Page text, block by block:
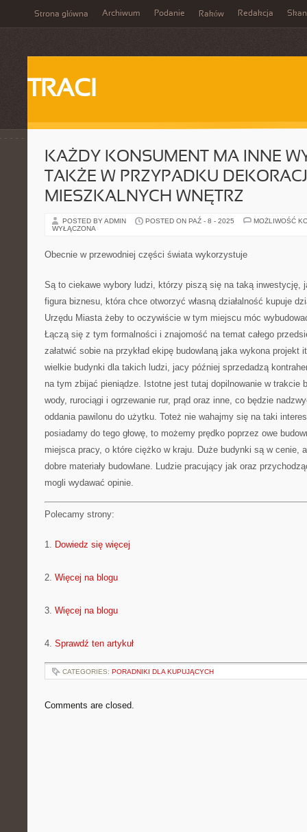
Strona główna Archiwum Podanie Raków Redakcja
TRACI
KAŻDY KONSUMENT MA INNE
TAKŻE W PRZYPADKU
MIESZKALNYCH WNĘTRZ
POSTED BY ADMIN POSTED ON PAŹ - 8 - 2025
MOŻLIWOŚĆ
WYŁĄCZONA
Obecnie w przewodniej części świata wykorzystuje
Są to ciekawe wybory ludzi, którzy piszą się na taką inwestycję,
figura biznesu, która chce otworzyć własną działalność kupuje
Urzędu Miasta żeby to oczywiście w tym miejscu móc
Łączą się z tym formalności i znajomość na temat całego
załatwić sobie na przykład ekipę budowlaną jaka wykona projekt
wielkie budynki dla takich ludzi, jacy później sprzedadzą
na tym zbijać pieniądze. Istotne jest tutaj dopilnowanie w trakcie
wody, rurociągi i ogrzewanie rur, prąd oraz inne, co będzie
oddania pawilonu do użytku. Toteż nie wahajmy się na taki
posiadamy do tego głowę, to możemy prędko poprzez owe
miejsca pracy, o które ciężko w kraju. Duże budynki są w cenie,
dobre materiały budowlane. Ludzie pracujący jak oraz
mogli wydawać opinie.
Polecamy strony:
1. Dowiedz się więcej
2. Więcej na blogu
3. Więcej na blogu
4. Sprawdź ten artykuł
CATEGORIES: PORADNIKI DLA KUPUJĄCYCH
Comments are closed.